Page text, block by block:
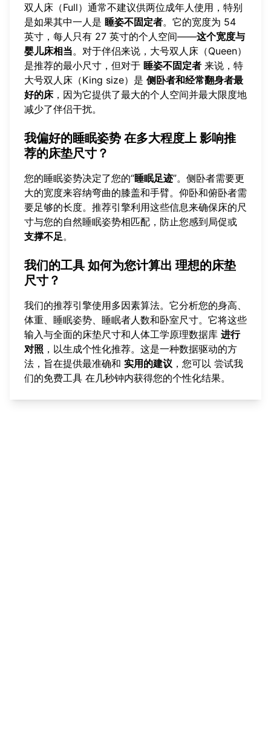
双人床（Full）通常不建议供两位成年人使用，特别
是如果其中一人是 睡姿不固定者。它的宽度为 54
英寸，每人只有 27 英寸的个人空间——这个宽度与
婴儿床相当。对于伴侣来说，大号双人床（Queen）
是推荐的最小尺寸，但对于 睡姿不固定者 来说，特
大号双人床（King size）是 侧卧者和经常翻身者最
好的床，因为它提供了最大的个人空间并最大限度地
减少了伴侣干扰。
我偏好的睡眠姿势 在多大程度上 影响推
荐的床垫尺寸？
您的睡眠姿势决定了您的“睡眠足迹”。侧卧者需要更
大的宽度来容纳弯曲的膝盖和手臂。仰卧和俯卧者需
要足够的长度。推荐引擎利用这些信息来确保床的尺
寸与您的自然睡眠姿势相匹配，防止您感到局促或
支撑不足。
我们的工具 如何为您计算出 理想的床垫
尺寸？
我们的推荐引擎使用多因素算法。它分析您的身高、
体重、睡眠姿势、睡眠者人数和卧室尺寸。它将这些
输入与全面的床垫尺寸和人体工学原理数据库 进行
对照 ，以生成个性化推荐。这是一种数据驱动的方
法，旨在提供最准确和 实用的建议 ，您可以 尝试我
们的免费工具 在几秒钟内获得您的个性化结果。